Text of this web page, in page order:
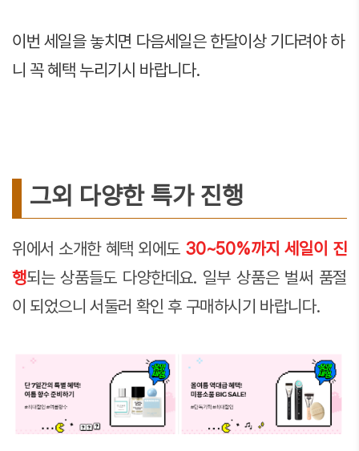
이번 세일을 놓치면 다음세일은 한달이상 기다려야 하
니 꼭 혜택 누리기시 바랍니다.
그외 다양한 특가 진행
위에서 소개한 혜택 외에도 30~50%까지 세일이 진
행되는 상품들도 다양한데요. 일부 상품은 벌써 품절
이 되었으니 서둘러 확인 후 구매하시기 바랍니다.